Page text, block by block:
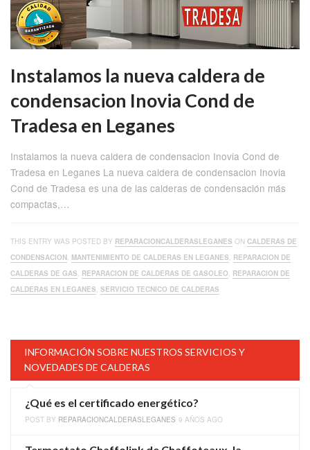
Instalamos la nueva caldera de
condensacion Inovia Cond de
Tradesa en Leganes
Instalamos la nueva caldera de condensacion Inovia Cond de
Tradesa en Leganes La nueva caldera de condensacion Inovia
Cond de Tradesa es una de las calderas de condensación más
compactas,…
THIS ENTRY WAS POSTED BY REPARACIONCALDERASLEGANES ON CALDERAS DE
CONDENSACION, MANTENIMIENTO DE CALDERAS EN LEGANES, REPARACION DE
CALDERAS DE GAS, REPARACION DE CALDERAS DE GASOLEO, REPARACION DE
CALDERAS EN LEGANES, SERVICIO TECNICO DE CALDERAS
INFORMACIÓN SOBRE NUESTROS SERVICIOS Y
NOVEDADES DE CALDERAS
¿Qué es el certificado energético?
POST BY REPARACIONCALDERASLEGANES 9 AÑOS AGO